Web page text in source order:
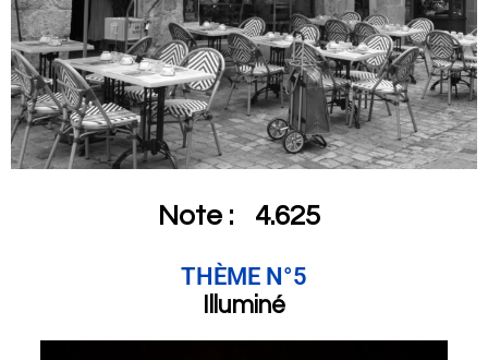
Note : 4.625
THÈME N°5
Illuminé